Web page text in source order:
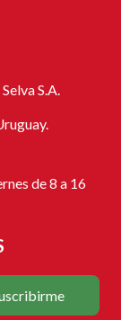
S.A.
de 8 a 16